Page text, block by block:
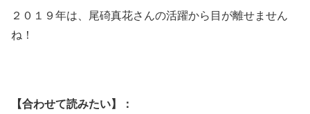
２０１９年は、尾碕真花さんの活躍から目が離せません
ね！
【合わせて読みたい】：